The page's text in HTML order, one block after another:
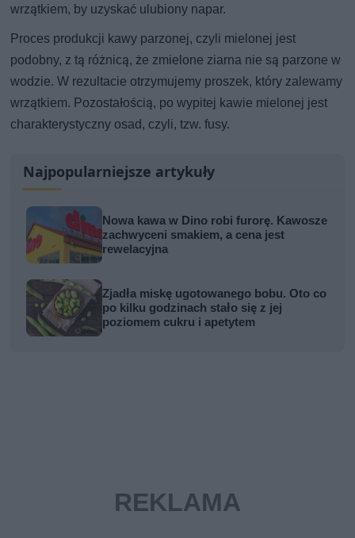
wrzątkiem, by uzyskać ulubiony napar.
Proces produkcji kawy parzonej, czyli mielonej jest
podobny, z tą różnicą, że zmielone ziarna nie są parzone w
wodzie. W rezultacie otrzymujemy proszek, który zalewamy
wrzątkiem. Pozostałością, po wypitej kawie mielonej jest
charakterystyczny osad, czyli, tzw. fusy.
Najpopularniejsze artykuły
Nowa kawa w Dino robi furorę. Kawosze
zachwyceni smakiem, a cena jest
rewelacyjna
Zjadła miskę ugotowanego bobu. Oto co
po kilku godzinach stało się z jej
poziomem cukru i apetytem